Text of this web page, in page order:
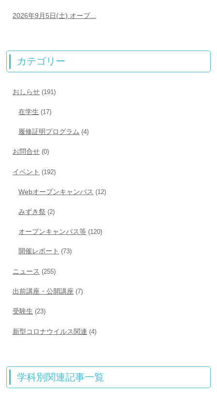
2026年9月5日(土) オープ...
カテゴリー
おしらせ (191)
在学生 (17)
履修証明プログラム (4)
お問合せ (0)
イベント (192)
Webオープンキャンパス (12)
みずき祭 (2)
オープンキャンパス等 (120)
開催レポート (73)
ニュース (255)
出前講座・公開講座 (7)
受験生 (23)
新型コロナウイルス関連 (4)
学科別関連記事一覧